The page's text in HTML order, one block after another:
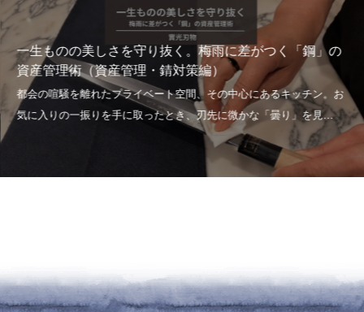
一生ものの美しさを守り抜く。梅雨に差がつく「鋼」の
資産管理術（資産管理・錆対策編）